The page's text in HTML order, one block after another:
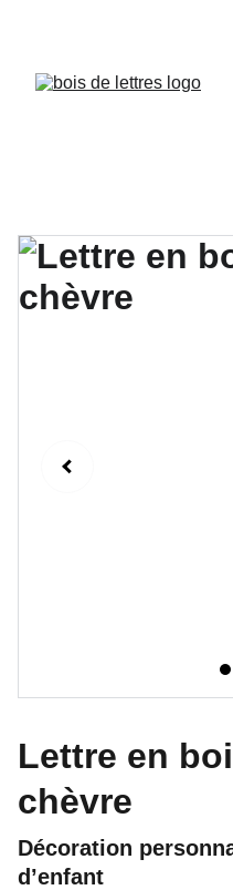
Lettre en
chèvre
Décoration
d’enfant